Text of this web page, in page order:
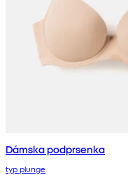
Dámska podprsenka
typ plunge